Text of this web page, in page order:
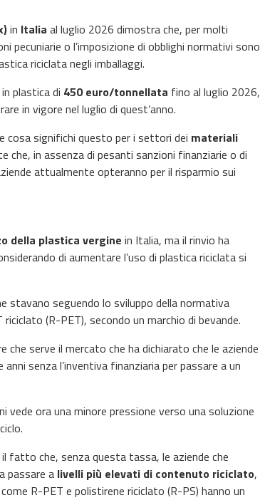
in Italia al luglio 2026 dimostra che, per molti
pecuniarie o l’imposizione di obblighi normativi sono
riciclata negli imballaggi.
plastica di 450 euro/tonnellata fino al luglio 2026,
in vigore nel luglio di quest’anno.
cosa significhi questo per i settori dei materiali
che, in assenza di pesanti sanzioni finanziarie o di
attualmente opteranno per il risparmio sui
della plastica vergine in Italia, ma il rinvio ha
di aumentare l’uso di plastica riciclata si
stavano seguendo lo sviluppo della normativa
(R-PET), secondo un marchio di bevande.
serve il mercato che ha dichiarato che le aziende
senza l’inventiva finanziaria per passare a un
vede ora una minore pressione verso una soluzione
fatto che, senza questa tassa, le aziende che
passare a livelli più elevati di contenuto riciclato,
R-PET e polistirene riciclato (R-PS) hanno un